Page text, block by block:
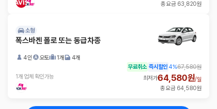
총 요금 63,820원
소형
폭스바겐 폴로 또는 동급차종
4인 오토 1개 4개
1개 업체 확인가능
무료취소 즉시할인 4%67,580원
최저가64,580원/일
총 요금 64,580원